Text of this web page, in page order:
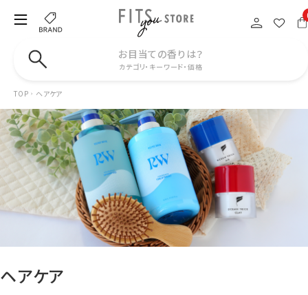
お目当ての香りは？
カテゴリ・キーワード・価格
TOP ヘアケア
ヘアケア